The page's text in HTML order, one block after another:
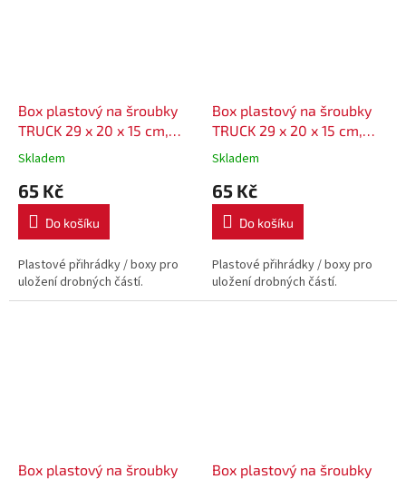
Box plastový na šroubky
TRUCK 29 x 20 x 15 cm,
KTR30 - barva černá
Skladem
65 Kč
Do košíku
Plastové přihrádky / boxy pro
uložení drobných částí.
Box plastový na šroubky
TRUCK 29 x 20 x 15 cm,
KTR30 - barva červená
Skladem
65 Kč
Do košíku
Plastové přihrádky / boxy pro
uložení drobných částí.
Box plastový na šroubky
Box plastový na šroubky